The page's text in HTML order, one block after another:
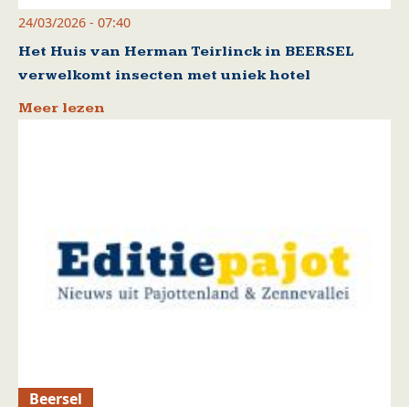
24/03/2026 - 07:40
Het Huis van Herman Teirlinck in BEERSEL
verwelkomt insecten met uniek hotel
Meer lezen
Beersel